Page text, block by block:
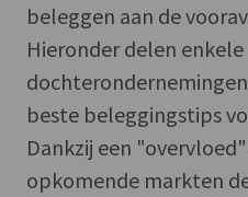
beleggen aan de
Hieronder delen enkele
beste beleggingstips
Dankzij een
opkomende markten